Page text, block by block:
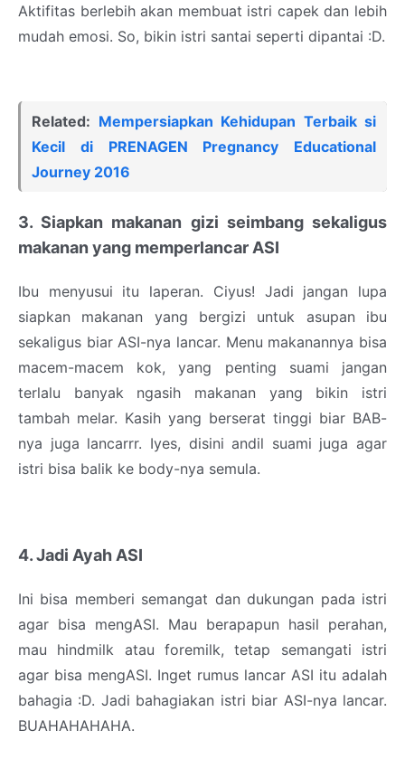
Aktifitas berlebih akan membuat istri capek dan lebih
mudah emosi. So, bikin istri santai seperti dipantai :D.
Related: Mempersiapkan Kehidupan Terbaik si
Kecil di PRENAGEN Pregnancy Educational
Journey 2016
3. Siapkan makanan gizi seimbang sekaligus
makanan yang memperlancar ASI
Ibu menyusui itu laperan. Ciyus! Jadi jangan lupa
siapkan makanan yang bergizi untuk asupan ibu
sekaligus biar ASI-nya lancar. Menu makanannya bisa
macem-macem kok, yang penting suami jangan
terlalu banyak ngasih makanan yang bikin istri
tambah melar. Kasih yang berserat tinggi biar BAB-
nya juga lancarrr. Iyes, disini andil suami juga agar
istri bisa balik ke body-nya semula.
4. Jadi Ayah ASI
Ini bisa memberi semangat dan dukungan pada istri
agar bisa mengASI. Mau berapapun hasil perahan,
mau hindmilk atau foremilk, tetap semangati istri
agar bisa mengASI. Inget rumus lancar ASI itu adalah
bahagia :D. Jadi bahagiakan istri biar ASI-nya lancar.
BUAHAHAHAHA.